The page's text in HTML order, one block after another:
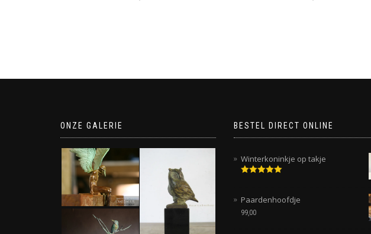
ONZE GALERIE BESTEL DIRECT ONLINE
Winterkoninkje op takje
Paardenhoofdje
99,00